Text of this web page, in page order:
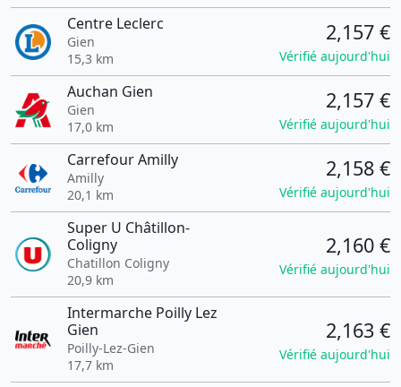
Centre Leclerc
Gien
15,3 km
2,157 €
Vérifié aujourd'hui
Auchan Gien
Gien
17,0 km
2,157 €
Vérifié aujourd'hui
Carrefour Amilly
Amilly
20,1 km
2,158 €
Vérifié aujourd'hui
Super U Châtillon-
Coligny
Chatillon Coligny
20,9 km
2,160 €
Vérifié aujourd'hui
Intermarche Poilly Lez
Gien
Poilly-Lez-Gien
17,7 km
2,163 €
Vérifié aujourd'hui